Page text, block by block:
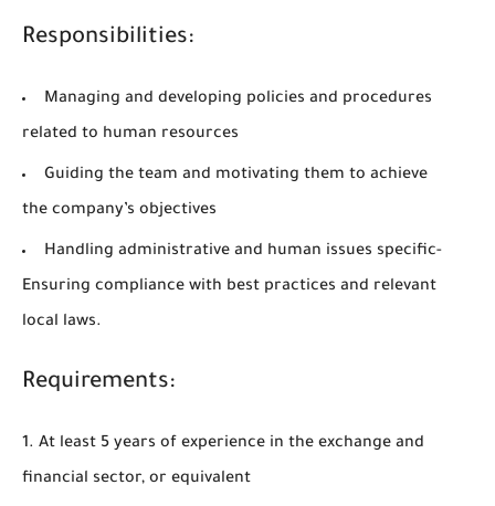
Responsibilities:
Managing and developing policies and procedures
related to human resources
Guiding the team and motivating them to achieve
the company’s objectives
Handling administrative and human issues specific-
Ensuring compliance with best practices and relevant
local laws.
Requirements:
At least 5 years of experience in the exchange and
financial sector, or equivalent